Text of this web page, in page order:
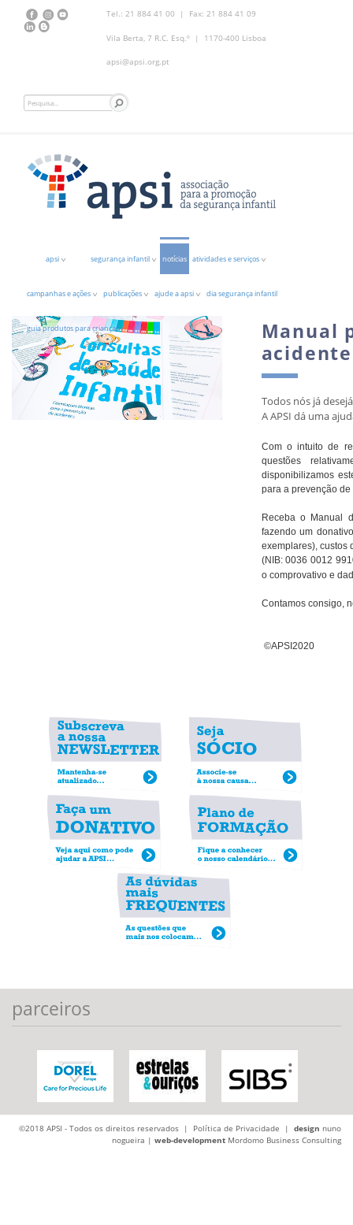
Tel.: 21 884 41 00 | Fax: 21 884 41 09
Vila Berta, 7 R.C. Esq.º | 1170-400 Lisboa
apsi@apsi.org.pt
apsi segurança infantil notícias atividades e serviços
campanhas e ações publicações ajude a apsi dia segurança infantil
guia produtos para crianças
Manual
Todos nós já
A APSI dá uma
Com o intuito de
questões
disponibilizamos
para a prevenção
Receba o Manual
fazendo um
exemplares), custos
(NIB: 0036 0012
o comprovativo e
Contamos consigo,
©APSI2020
parceiros
©2018 APSI - Todos os direitos reservados | Política de Privacidade | design nuno
nogueira | web-development Mordomo Business Consulting